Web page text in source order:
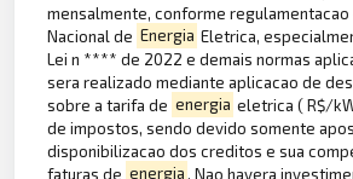
mensalmente, conforme regulamentacao
Nacional de Energia Eletrica,
Lei n **** de 2022 e demais normas
sera realizado mediante aplicacao de
sobre a tarifa de energia eletrica ( R$/
de impostos, sendo devido somente
disponibilizacao dos creditos e sua
faturas de energia. Nao havera